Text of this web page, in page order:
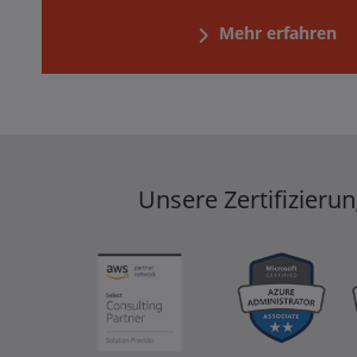
Mehr erfahren
Unsere